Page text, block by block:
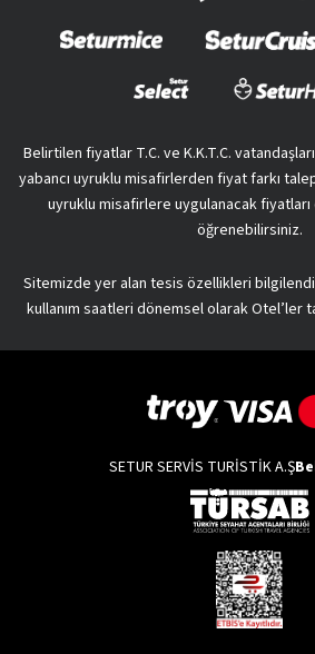
Belirtilen fiyatlar T.C. ve K.K.T.C.
yabancı uyruklu misafirlerden fiyat farkı
uyruklu misafirlere uygulanacak fiyatları
öğrenebilirsiniz.
Sitemizde yer alan tesis özellikleri
kullanım saatleri dönemsel olarak Otel’ler
SETUR SERVİS TURİSTİK A.Ş